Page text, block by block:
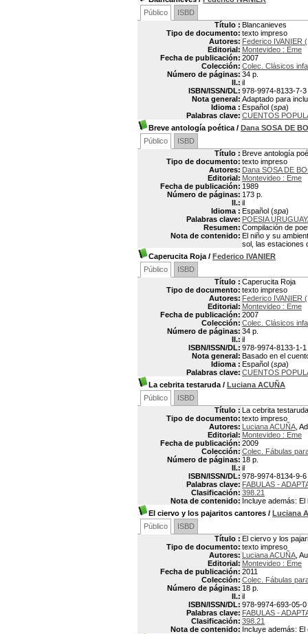
Público
ISBD
Título : Blancanieves
Tipo de documento: texto impreso
Autores: Federico IVANIER
Editorial: Montevideo : Eme
Fecha de publicación: 2007
Colección: Colec. Clásicos
Número de páginas: 34 p.
Il.: il
ISBN/ISSN/DL: 978-9974-8133-7-3
Nota general: Adaptado para
Idioma : Español (spa)
Palabras clave: CUENTOS
Breve antología poética / Dana SOSA DE
Público
ISBD
Título : Breve antología
Tipo de documento: texto impreso
Autores: Dana SOSA DE
Editorial: Montevideo : Eme
Fecha de publicación: 1989
Número de páginas: 173 p.
Il.: il
Idioma : Español (spa)
Palabras clave: POESIA
Resumen: Compilación de
Nota de contenido: El niño y su
sol, las estaciones
Caperucita Roja / Federico IVANIER
Público
ISBD
Título : Caperucita Roja
Tipo de documento: texto impreso
Autores: Federico IVANIER
Editorial: Montevideo : Eme
Fecha de publicación: 2007
Colección: Colec. Clásicos
Número de páginas: 34 p.
Il.: il
ISBN/ISSN/DL: 978-9974-8133-1-1
Nota general: Basado en el
Idioma : Español (spa)
Palabras clave: CUENTOS
La cebrita testaruda / Luciana ACUÑA
Público
ISBD
Título : La cebrita testaruda
Tipo de documento: texto impreso
Autores: Luciana ACUÑA ,
Editorial: Montevideo : Eme
Fecha de publicación: 2009
Colección: Colec. Fábulas
Número de páginas: 18 p.
Il.: il
ISBN/ISSN/DL: 978-9974-8134-9-6
Palabras clave: FABULAS -
Clasificación: 398.21
Nota de contenido: Incluye además: El
El ciervo y los pajaritos cantores / Luciana
Público
ISBD
Título : El ciervo y los
Tipo de documento: texto impreso
Autores: Luciana ACUÑA ,
Editorial: Montevideo : Eme
Fecha de publicación: 2011
Colección: Colec. Fábulas
Número de páginas: 18 p.
Il.: il
ISBN/ISSN/DL: 978-9974-693-05-0
Palabras clave: FABULAS -
Clasificación: 398.21
Nota de contenido: Incluye además: